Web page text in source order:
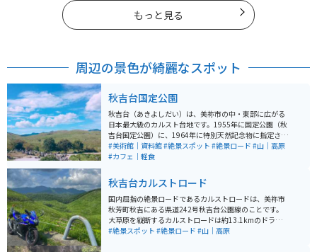
もっと見る
周辺の景色が綺麗なスポット
秋吉台国定公園
秋吉台（あきよしだい）は、美祢市の中・東部に広がる
日本最大級のカルスト台地です。1955年に国定公園（秋
吉台国定公園）に、1964年に特別天然記念物に指定され
ています。この秋吉台の雄大な景観を作っている石灰石
は、およそ3億5千万年前に南方の海でサンゴ礁として誕
地を形成しました。
#美術館｜資料館#絶景スポット #絶景ロード #山｜高原
#カフェ｜軽食
秋吉台カルストロード
国内屈指の絶景ロードであるカルストロードは、美祢市
秋芳町秋吉にある県道242号秋吉台公園線のことです。
大草原を縦断するカルストロードは約13.1kmのドライ
ブウェイで、かつては有料道路だったところが、現在は
#絶景スポット #絶景ロード #山｜高原